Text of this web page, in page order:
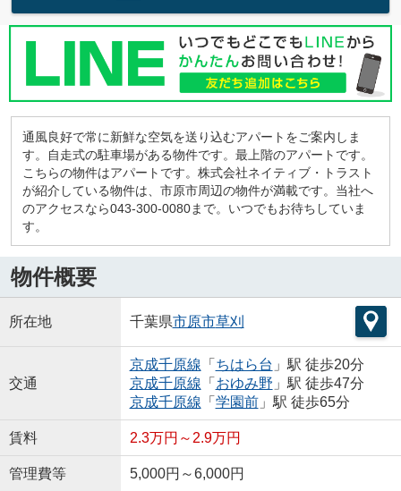
通風良好で常に新鮮な空気を送り込むアパートをご案内しま
す。自走式の駐車場がある物件です。最上階のアパートです。
こちらの物件はアパートです。株式会社ネイティブ・トラスト
が紹介している物件は、市原市周辺の物件が満載です。当社へ
のアクセスなら043-300-0080まで。いつでもお待ちしていま
す。
物件概要
所在地 千葉県市原市草刈
交通
京成千原線 「 ちはら台 」駅 徒歩20分
京成千原線 「 おゆみ野 」駅 徒歩47分
京成千原線 「 学園前」駅 徒歩65分
賃料 2.3万円～2.9万円
管理費等 5,000円～6,000円